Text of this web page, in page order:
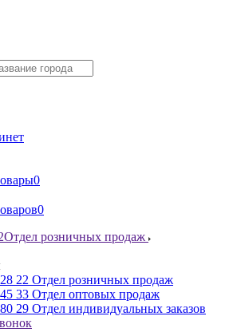
0
0
Отдел розничных продаж
22 Отдел розничных продаж
33 Отдел оптовых продаж
29 Отдел индивидуальных заказов